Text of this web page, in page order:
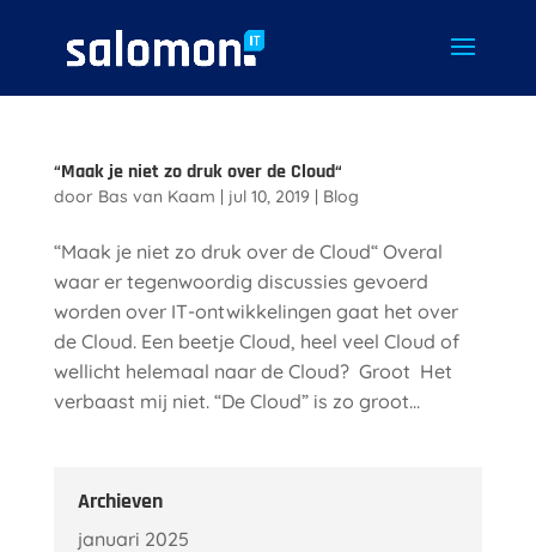
“Maak je niet zo druk over de Cloud“
door Bas van Kaam | jul 10, 2019 | Blog
“Maak je niet zo druk over de Cloud“ Overal
waar er tegenwoordig discussies gevoerd
worden over IT-ontwikkelingen gaat het over
de Cloud. Een beetje Cloud, heel veel Cloud of
wellicht helemaal naar de Cloud? Groot Het
verbaast mij niet. “De Cloud” is zo groot...
Archieven
januari 2025